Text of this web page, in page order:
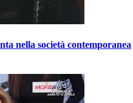
nella società contemporanea